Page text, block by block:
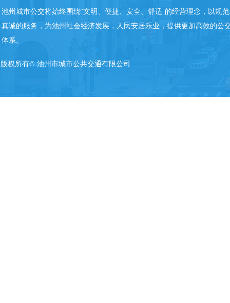
版权所有© 池州市城市公共交通有限公司
池州城市公交将始终围绕“文明、便捷、安全、舒适”的经营理念，以规
真诚的服务，为池州社会经济发展，人民安居乐业，提供更加高效的公
体系。